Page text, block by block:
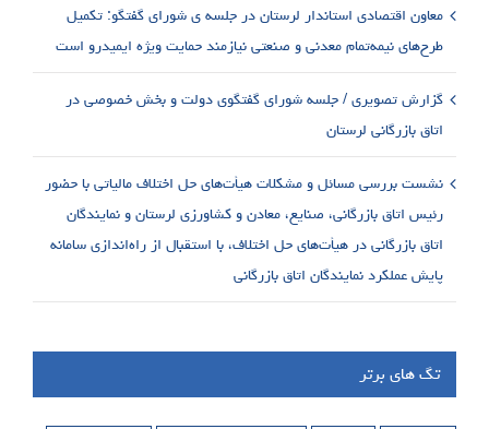
معاون اقتصادی استاندار لرستان در جلسه ی شورای گفتگو: تکمیل
طرح‌های نیمه‌تمام معدنی و صنعتی نیازمند حمایت ویژه ایمیدرو است
گزارش تصویری / جلسه شورای گفتگوی دولت و بخش خصوصی در
اتاق بازرگانی لرستان
نشست بررسی مسائل و مشکلات هیأت‌های حل اختلاف مالیاتی با حضور
رئیس اتاق بازرگانی، صنایع، معادن و کشاورزی لرستان و نمایندگان
اتاق بازرگانی در هیأت‌های حل اختلاف، با استقبال از راه‌اندازی سامانه
پایش عملکرد نمایندگان اتاق بازرگانی
تگ های برتر